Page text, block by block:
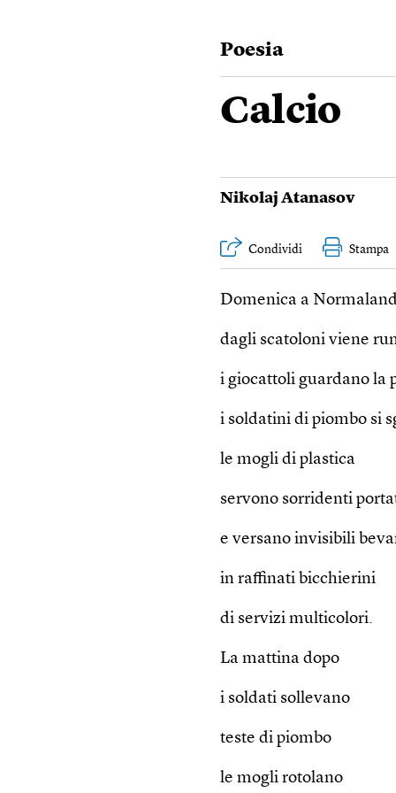
poesia
Calcio
Nikolaj Atanasov
Condividi Stampa
Domenica a
dagli scatoloni viene
i giocattoli guardano la
i soldatini di piombo si
le mogli di plastica
servono sorridenti
e versano invisibili
in raffinati bicchierini
di servizi multicolori.
La mattina dopo
i soldati sollevano
teste di piombo
le mogli rotolano